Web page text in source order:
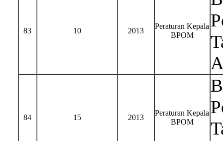
83 10 2013
Peraturan Kepala
BPOM
84 15 2013
Peraturan Kepala
BPOM